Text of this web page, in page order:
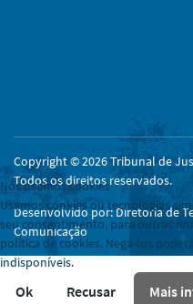
Copyright © 2026 Tribunal de
Todos os direitos reservados.
Desenvolvido por: Diretoria de
Comunicação
Nós usamos cookies
Usamos cookies ou tecnologias
seu consentimento, para outras
política de cookies. Negá-los
indisponíveis.
Ok Recusar Mais